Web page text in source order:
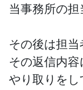
当事務所の担
その後は担
その返信内
やり取りをし